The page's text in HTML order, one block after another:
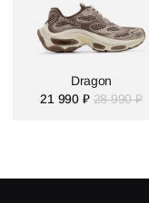
Dragon
21 990 ₽ 28 990 ₽